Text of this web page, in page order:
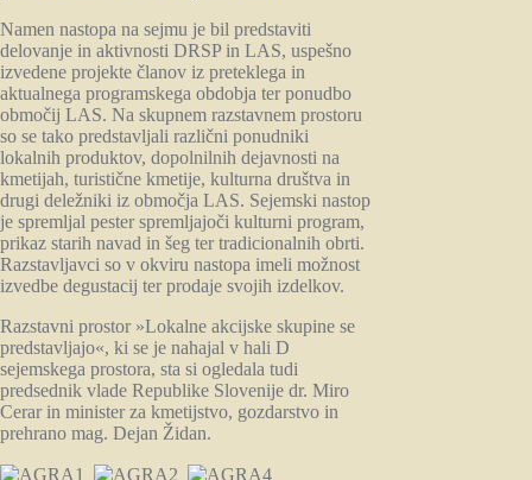
Namen nastopa na sejmu je bil predstaviti
delovanje in aktivnosti DRSP in LAS, uspešno
izvedene projekte članov iz preteklega in
aktualnega programskega obdobja ter ponudbo
območij LAS. Na skupnem razstavnem prostoru
so se tako predstavljali različni ponudniki
lokalnih produktov, dopolnilnih dejavnosti na
kmetijah, turistične kmetije, kulturna društva in
drugi deležniki iz območja LAS. Sejemski nastop
je spremljal pester spremljajoči kulturni program,
prikaz starih navad in šeg ter tradicionalnih obrti.
Razstavljavci so v okviru nastopa imeli možnost
izvedbe degustacij ter prodaje svojih izdelkov.
Razstavni prostor »Lokalne akcijske skupine se
predstavljajo«, ki se je nahajal v hali D
sejemskega prostora, sta si ogledala tudi
predsednik vlade Republike Slovenije dr. Miro
Cerar in minister za kmetijstvo, gozdarstvo in
prehrano mag. Dejan Židan.